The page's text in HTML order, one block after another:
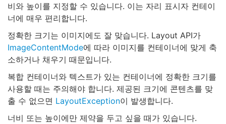
비와 높이를 지정할 수 있습니다. 이는 자리 표시자 컨테이
너에 매우 편리합니다.
정확한 크기는 이미지에도 잘 맞습니다. Layout API가
ImageContentMode에 따라 이미지를 컨테이너에 맞게 축
소하거나 채우기 때문입니다.
복합 컨테이너와 텍스트가 있는 컨테이너에 정확한 크기를
사용할 때는 주의해야 합니다. 제공된 크기에 콘텐츠를 맞
출 수 없으면 LayoutException이 발생합니다.
너비 또는 높이에만 제약을 두고 싶을 때가 있습니다.